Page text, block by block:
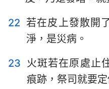
22 若在皮上發散開
淨，是災病。
23 火斑若在原處止
痕跡，祭司就要定